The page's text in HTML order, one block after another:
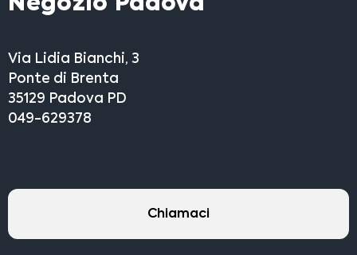
Via Lidia Bianchi, 3
Ponte di Brenta
35129 Padova PD
049-629378
Chiamaci